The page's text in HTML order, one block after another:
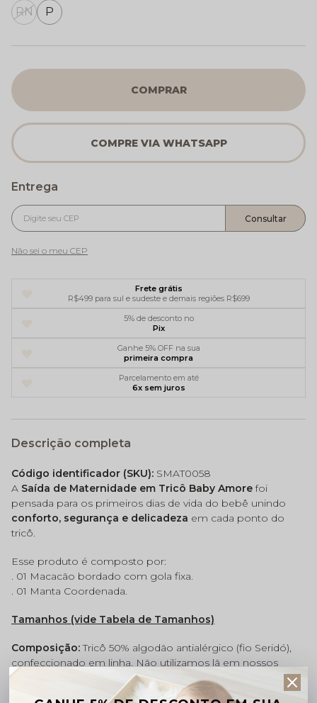
RN
P
COMPRAR
Não sei o meu CEP
Frete grátis
R$499 para sul e sudeste e demais regiões R$699
5% de desconto no
Pix
Ganhe 5% OFF na sua
primeira compra
Parcelamento em até
6x sem juros
Descrição completa
Código identificador (SKU): SMAT0058
A Saída de Maternidade em Tricô Baby Amore foi
pensada para os primeiros dias de vida do bebê unindo
conforto, segurança e delicadeza em cada ponto do
tricô.
Esse produto é composto por:
. 01 Macacão bordado com gola fixa.
. 01 Manta Coordenada.
Tamanhos (vide Tabela de Tamanhos)
Composição:Tricô 50% algodão antialérgico (fio Seridó),
confeccionado em linha. Não utilizamos lã em nossos
produtos.